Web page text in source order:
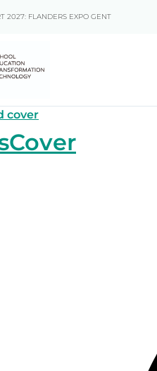
2027: FLANDERS EXPO GENT